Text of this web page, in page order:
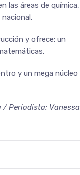
las áreas de química,
y ofrece: un
y un mega núcleo
/ Periodista: Vanessa